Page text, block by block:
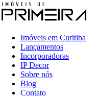
Imóveis em Curitiba
Lançamentos
Incorporadoras
IP Decor
Sobre nós
Blog
Contato